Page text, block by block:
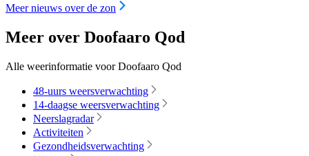
Meer nieuws over de zon
Meer over Doofaaro Qod
Alle weerinformatie voor Doofaaro Qod
48-uurs weersverwachting
14-daagse weersverwachting
Neerslagradar
Activiteiten
Gezondheidsverwachting